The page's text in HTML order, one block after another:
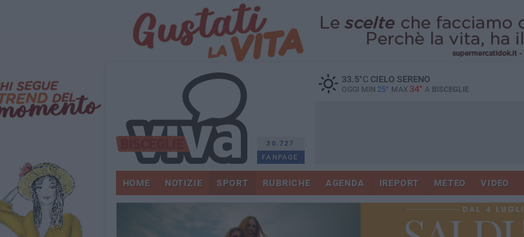
30.727
FANPAGE
33.5°CCIELO SERENO
OGGI MIN 25° MAX 34° A BISCEGLIE
HOME NOTIZIE SPORT RUBRICHE AGENDA IREPORT METEO VIDEO